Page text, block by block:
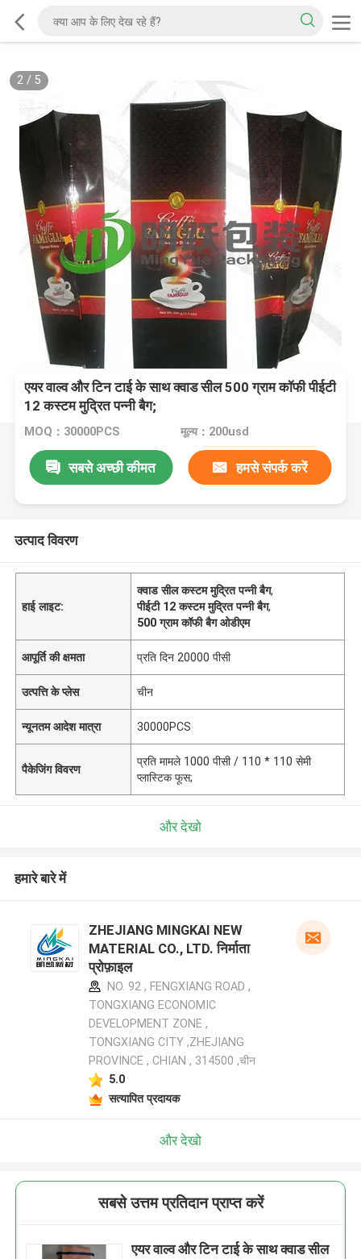
2/ 5
एयर वाल्व और टिन टाई के साथ क्वाड सील 500 ग्राम कॉफी पीईटी
12 कस्टम मुद्रित पन्नी बैग;
MOQ：30000PCS मूल्य：200usd
सबसे अच्छी कीमत हमसे संपर्क करें
उत्पाद विवरण
हाई लाइट:
क्वाड सील कस्टम मुद्रित पन्नी बैग,
पीईटी 12 कस्टम मुद्रित पन्नी बैग,
500 ग्राम कॉफी बैग ओडीएम
आपूर्ति की क्षमता प्रति दिन 20000 पीसी
उत्पत्ति के प्लेस चीन
न्यूनतम आदेश मात्रा 30000PCS
पैकेजिंग विवरण
प्रति मामले 1000 पीसी / 110 * 110 सेमी
प्लास्टिक फूस;
और देखो
हमारे बारे में
ZHEJIANG MINGKAI NEW
MATERIAL CO., LTD. निर्माता
प्रोफ़ाइल
NO. 92 , FENGXIANG ROAD ,
TONGXIANG ECONOMIC
DEVELOPMENT ZONE ,
TONGXIANG CITY ,ZHEJIANG
PROVINCE , CHIAN , 314500 ,चीन
5.0
सत्यापित प्रदायक
और देखो
सबसे उत्तम प्रतिदान प्राप्त करें
एयर वाल्व और टिन टाई के साथ क्वाड सील